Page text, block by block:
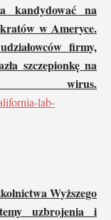
kandydować na
w Ameryce.
firmy,
szczepionkę na
lab-
Wyższego
uzbrojenia i